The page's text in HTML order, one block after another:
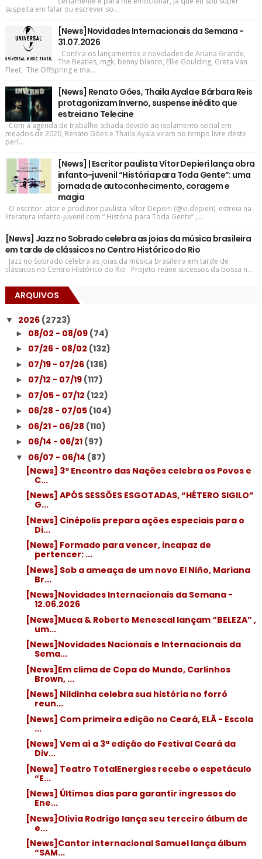
suspeita em falar ou escrever so...
[News]Novidades Internacionais da Semana -
31.07.2026
Confira os lançamentos e novidades de Ariana Grande,
The Beatles, mgk, benny blanco, Ellie Goulding, Greta Van
Fleet, The Offspring e ma...
[News] Renato Góes, Thaila Ayala e Bárbara Reis
protagonizam Inverno, suspense inédito que
estreia no Telecine
Com a agenda de trabalho adiada devido ao isolamento social em
meados de 2020, Renato Góes e Thaila Ayala viram no tempo livre deste
perí...
[News] | Escritor paulista Vítor Depieri lança obra
infanto-juvenil “História para Toda Gente”: uma
jornada de autoconhecimento, coragem e
magia
O escritor, ator e produtor paulista Vítor Depieri (@vi.depieri) estreia na
literatura infanto-juvenil com “ História para Toda Gente” ,...
[News] Jazz no Sobrado celebra as joias da música brasileira
em tarde de clássicos no Centro Histórico do Rio
Jazz no Sobrado celebra as joias da música brasileira em tarde de
clássicos no Centro Histórico do Rio Projeto reúne sucessos da bossa n...
ARQUIVOS
▼ 2026 (2723)
► 08/02 - 08/09 (74)
► 07/26 - 08/02 (132)
► 07/19 - 07/26 (136)
► 07/12 - 07/19 (117)
► 07/05 - 07/12 (122)
► 06/28 - 07/05 (104)
► 06/21 - 06/28 (110)
► 06/14 - 06/21 (97)
▼ 06/07 - 06/14 (87)
[News] 3º Encontro das Nações celebra os Povos e
C...
[News] APÓS SESSÕES ESGOTADAS, “HÉTERO SIGILO”
G...
[News] Cinépolis prepara ações especiais para o
Di...
[News] Formado para vencer, incapaz de
pertencer: ...
[News] Sob a ameaça de um novo El Niño, Mariana
Br...
[News]Novidades Internacionais da Semana -
12.06.2026
[News]Muca & Roberto Menescal lançam “BELEZA” ,
um...
[News]Novidades Nacionais e Internacionais da
Sema...
[News]Em clima de Copa do Mundo, Carlinhos
Brown, ...
[News] Nildinha celebra sua história no forró
reun...
[News] Com primeira edição no Ceará, ELÃ - Escola
...
[News] Vem aí a 3ª edição do Festival Ceará da
Div...
[News] Teatro TotalEnergies recebe o espetáculo
“E...
[News] Últimos dias para garantir ingressos do
Ene...
[News]Olivia Rodrigo lança seu terceiro álbum de
e...
[News]Cantor internacional Samuel lança álbum
“SAM...